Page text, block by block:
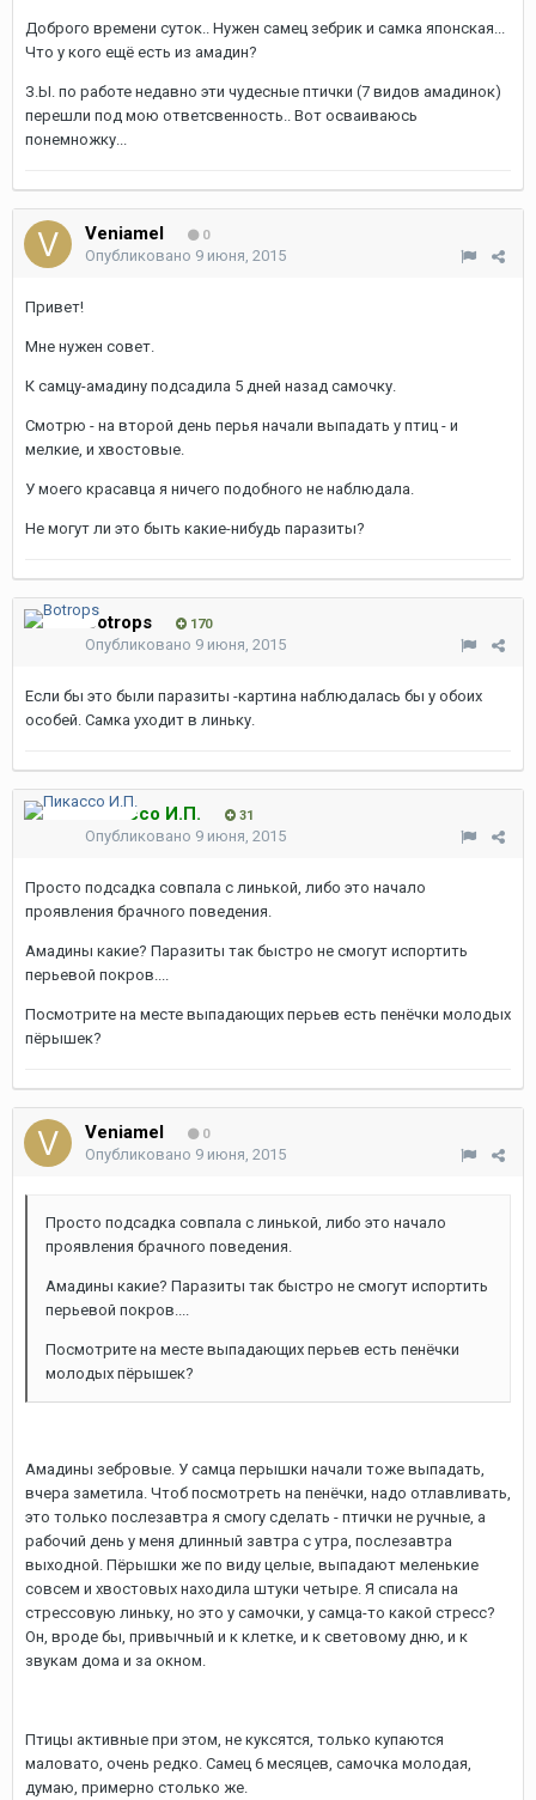
Доброго времени суток.. Нужен самец зебрик и самка японская...
Что у кого ещё есть из амадин?
З.Ы. по работе недавно эти чудесные птички (7 видов амадинок)
перешли под мою ответсвенность.. Вот осваиваюсь
понемножку...
Veniamel 0
Опубликовано 9 июня, 2015
Привет!
Мне нужен совет.
К самцу-амадину подсадила 5 дней назад самочку.
Смотрю - на второй день перья начали выпадать у птиц - и
мелкие, и хвостовые.
У моего красавца я ничего подобного не наблюдала.
Не могут ли это быть какие-нибудь паразиты?
Botrops 170
Опубликовано 9 июня, 2015
Если бы это были паразиты -картина наблюдалась бы у обоих
особей. Самка уходит в линьку.
Пикассо И.П. 31
Опубликовано 9 июня, 2015
Просто подсадка совпала с линькой, либо это начало
проявления брачного поведения.
Амадины какие? Паразиты так быстро не смогут испортить
перьевой покров....
Посмотрите на месте выпадающих перьев есть пенёчки молодых
пёрышек?
Veniamel 0
Опубликовано 9 июня, 2015
Просто подсадка совпала с линькой, либо это начало
проявления брачного поведения.
Амадины какие? Паразиты так быстро не смогут испортить
перьевой покров....
Посмотрите на месте выпадающих перьев есть пенёчки
молодых пёрышек?
Амадины зебровые. У самца перышки начали тоже выпадать,
вчера заметила. Чтоб посмотреть на пенёчки, надо отлавливать,
это только послезавтра я смогу сделать - птички не ручные, а
рабочий день у меня длинный завтра с утра, послезавтра
выходной. Пёрышки же по виду целые, выпадают меленькие
совсем и хвостовых находила штуки четыре. Я списала на
стрессовую линьку, но это у самочки, у самца-то какой стресс?
Он, вроде бы, привычный и к клетке, и к световому дню, и к
звукам дома и за окном.
Птицы активные при этом, не куксятся, только купаются
маловато, очень редко. Самец 6 месяцев, самочка молодая,
думаю, примерно столько же.